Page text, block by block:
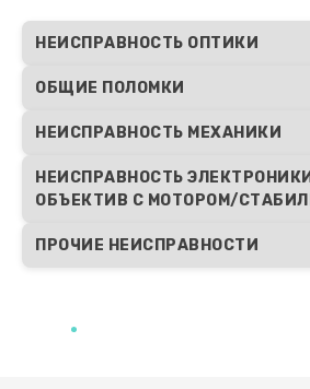
НЕИСПРАВНОСТЬ ОПТИКИ
ОБЩИЕ ПОЛОМКИ
НЕИСПРАВНОСТЬ МЕХАНИКИ
НЕИСПРАВНОСТЬ
ОБЪЕКТИВ С МОТОРОМ/
ПРОЧИЕ НЕИСПРАВНОСТИ